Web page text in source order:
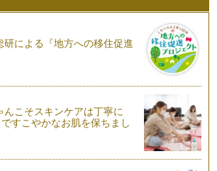
っと楽しむアロマ＆ハーブのバスフィズ作
わり、そろそろ日常に戻りつつある我が
年中大活…
い毎日ですが、みなさんも夏を満喫されて
。 …
ハーブティー
ティーを日常的に飲まれますか？ ハーブ
研による『地方への移住促進
こそスキンケアは丁寧に
ですこやかなお肌を保ちまし